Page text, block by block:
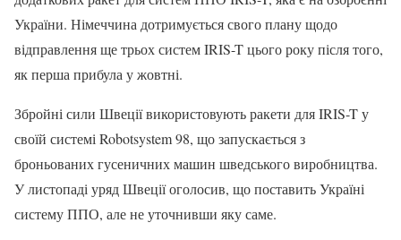
України. Німеччина дотримується свого плану щодо
відправлення ще трьох систем IRIS-T цього року після того,
як перша прибула у жовтні.
Збройні сили Швеції використовують ракети для IRIS-T у
своїй системі Robotsystem 98, що запускається з
броньованих гусеничних машин шведського виробництва.
У листопаді уряд Швеції оголосив, що поставить Україні
систему ППО, але не уточнивши яку саме.